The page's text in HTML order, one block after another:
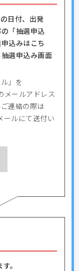
日付、出発
「抽選申込
込みはこち
選申込み画面
」を
メールアドレス
連絡の際は
ールにて送付い
。